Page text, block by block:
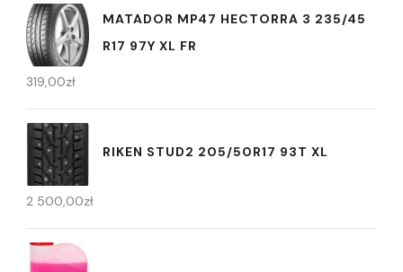
MATADOR MP47 HECTORRA 3 235/45
R17 97Y XL FR
319,00zł
RIKEN STUD2 205/50R17 93T XL
2 500,00zł